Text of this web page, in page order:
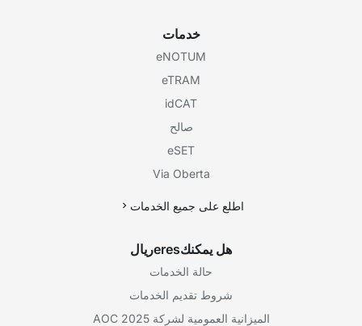
خدمات
eNOTUM
eTRAM
idCAT
صالح
eSET
Via Oberta
اطلع على جميع الخدمات
هل يمكنكeresريال
حالة الخدمات
شروط تقديم الخدمات
الميزانية العمومية لشركة AOC 2025